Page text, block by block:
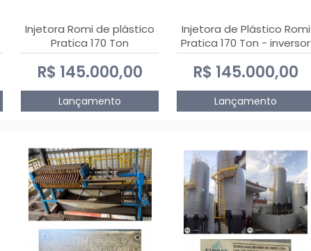
Injetora Romi de plástico
Pratica 170 Ton
R$ 145.000,00
Lançamento
Injetora de Plástico Romi
Pratica 170 Ton - inversor
de frequência NR 12
R$ 145.000,00
Lançamento